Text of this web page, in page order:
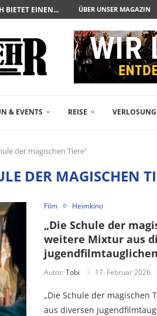
TRAUERAUFARBEITUNG DER BESONDEREN
ZUM ALBTRAUM WIRD
– FREIKARTEN- UND...
– DER ACTION-BLOCKBUSTER...
LEGENDÄREN POLARSTERN...
DRAMA JETZT AUF DVD...
SCHLESINGERS ROMCOM AUS 1963...
ÜBER UNSER MAGAZIN
& EVENTS REISE
der magischen Tiere"
DER MAGISCHEN
Film Heimkino
„Die Schule der
weitere Mixtur aus
Autor: Tobi 17. Februar 2026
„Die Schule der magischen
aus diversen